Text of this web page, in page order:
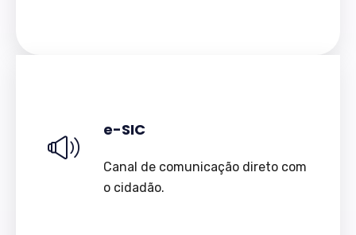
e-SIC
Canal de comunicação direto com
o cidadão.